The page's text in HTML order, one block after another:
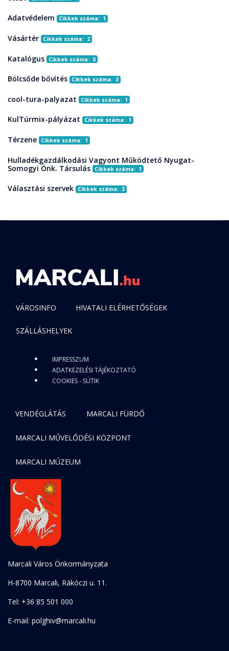
Adatvédelem Cikkek száma: 1
Vásártér Cikkek száma: 2
Katalógus Cikkek száma: 0
Bölcsőde bővítés Cikkek száma: 3
cool-tura-palyazat Cikkek száma: 1
KulTúrmix-pályázat Cikkek száma: 1
Térzene Cikkek száma: 1
Hulladékgazdálkodási Vagyont Működtető Nyugat-
Somogyi Önk. Társulás
Cikkek száma: 1
Választási szervek Cikkek száma: 3
VÁROSINFO HIVATALI ELÉRHETŐSÉGEK
SZÁLLÁSHELYEK
IMPRESSZUM
ADATKEZELÉSI TÁJÉKOZTATÓ
COOKIES - SÜTIK
VENDÉGLÁTÁS MARCALI FÜRDŐ
MARCALI MŰVELŐDÉSI KÖZPONT
MARCALI MÚZEUM
Marcali Város Önkormányzata
H-8700 Marcali, Rákóczi u. 11.
Tel: +36 85 501 000
E-mail: polghiv@marcali.hu